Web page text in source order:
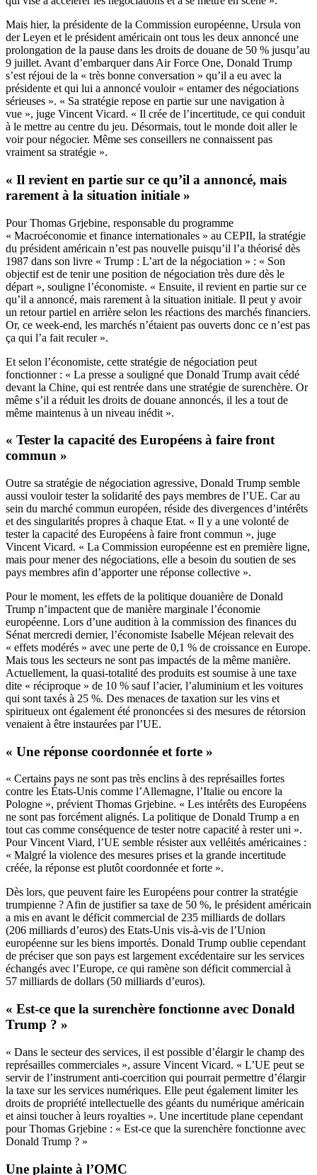
Mais hier, la présidente de la Commission européenne, Ursula von
der Leyen et le président américain ont tous les deux annoncé une
prolongation de la pause dans les droits de douane de 50 % jusqu’au
9 juillet. Avant d’embarquer dans Air Force One, Donald Trump
s’est réjoui de la « très bonne conversation » qu’il a eu avec la
présidente et qui lui a annoncé vouloir « entamer des négociations
sérieuses ». « Sa stratégie repose en partie sur une navigation à
vue », juge Vincent Vicard. « Il crée de l’incertitude, ce qui conduit
à le mettre au centre du jeu. Désormais, tout le monde doit aller le
voir pour négocier. Même ses conseillers ne connaissent pas
vraiment sa stratégie ».
« Il revient en partie sur ce qu’il a annoncé, mais
rarement à la situation initiale »
Pour Thomas Grjebine, responsable du programme
« Macroéconomie et finance internationales » au CEPII, la stratégie
du président américain n’est pas nouvelle puisqu’il l’a théorisé dès
1987 dans son livre « Trump : L’art de la négociation » : « Son
objectif est de tenir une position de négociation très dure dès le
départ », souligne l’économiste. « Ensuite, il revient en partie sur ce
qu’il a annoncé, mais rarement à la situation initiale. Il peut y avoir
un retour partiel en arrière selon les réactions des marchés financiers.
Or, ce week-end, les marchés n’étaient pas ouverts donc ce n’est pas
ça qui l’a fait reculer ».
Et selon l’économiste, cette stratégie de négociation peut
fonctionner : « La presse a souligné que Donald Trump avait cédé
devant la Chine, qui est rentrée dans une stratégie de surenchère. Or
même s’il a réduit les droits de douane annoncés, il les a tout de
même maintenus à un niveau inédit ».
« Tester la capacité des Européens à faire front
commun »
Outre sa stratégie de négociation agressive, Donald Trump semble
aussi vouloir tester la solidarité des pays membres de l’UE. Car au
sein du marché commun européen, réside des divergences d’intérêts
et des singularités propres à chaque Etat. « Il y a une volonté de
tester la capacité des Européens à faire front commun », juge
Vincent Vicard. « La Commission européenne est en première ligne,
mais pour mener des négociations, elle a besoin du soutien de ses
pays membres afin d’apporter une réponse collective ».
Pour le moment, les effets de la politique douanière de Donald
Trump n’impactent que de manière marginale l’économie
européenne. Lors d’une audition à la commission des finances du
Sénat mercredi dernier, l’économiste Isabelle Méjean relevait des
« effets modérés » avec une perte de 0,1 % de croissance en Europe.
Mais tous les secteurs ne sont pas impactés de la même manière.
Actuellement, la quasi-totalité des produits est soumise à une taxe
dite « réciproque » de 10 % sauf l’acier, l’aluminium et les voitures
qui sont taxés à 25 %. Des menaces de taxation sur les vins et
spiritueux ont également été prononcées si des mesures de rétorsion
venaient à être instaurées par l’UE.
« Une réponse coordonnée et forte »
« Certains pays ne sont pas très enclins à des représailles fortes
contre les États-Unis comme l’Allemagne, l’Italie ou encore la
Pologne », prévient Thomas Grjebine. « Les intérêts des Européens
ne sont pas forcément alignés. La politique de Donald Trump a en
tout cas comme conséquence de tester notre capacité à rester uni ».
Pour Vincent Viard, l’UE semble résister aux velléités américaines :
« Malgré la violence des mesures prises et la grande incertitude
créée, la réponse est plutôt coordonnée et forte ».
Dès lors, que peuvent faire les Européens pour contrer la stratégie
trumpienne ? Afin de justifier sa taxe de 50 %, le président américain
a mis en avant le déficit commercial de 235 milliards de dollars
(206 milliards d’euros) des Etats-Unis vis-à-vis de l’Union
européenne sur les biens importés. Donald Trump oublie cependant
de préciser que son pays est largement excédentaire sur les services
échangés avec l’Europe, ce qui ramène son déficit commercial à
57 milliards de dollars (50 milliards d’euros).
« Est-ce que la surenchère fonctionne avec Donald
Trump ? »
« Dans le secteur des services, il est possible d’élargir le champ des
représailles commerciales », assure Vincent Vicard. « L’UE peut se
servir de l’instrument anti-coercition qui pourrait permettre d’élargir
la taxe sur les services numériques. Elle peut également limiter les
droits de propriété intellectuelle des géants du numérique américain
et ainsi toucher à leurs royalties ». Une incertitude plane cependant
pour Thomas Grjebine : « Est-ce que la surenchère fonctionne avec
Donald Trump ? »
Une plainte à l’OMC